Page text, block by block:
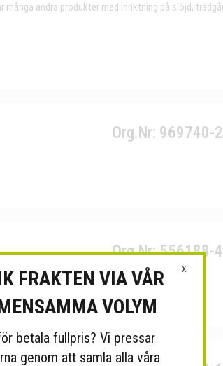
andra produkter med inriktning på slöjd,
Org.Nr: 969740-
Org.Nr: 556188-
X
FRAKTEN VIA VÅR
VOLYM
betala fullpris? Vi pressar
genom att samla alla våra